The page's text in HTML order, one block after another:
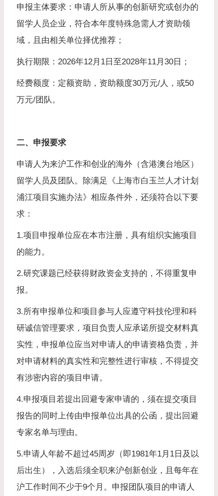
申报主体要求：申请人所从事的创新研究或创办的
留学人员企业，符合本年度特殊急需人才资助领
域，且由相关单位择优推荐；
执行期限：2026年12月1日至2028年11月30日；
经费额度：定额资助，资助额度30万元/人，或50
万元/团队。
二、申报要求
申请人为来沪工作和创业的海外（含港澳台地区）
留学人员及团队。除满足《上海市白玉兰人才计划
浦江项目实施办法》相应条件外，还须符合以下要
求：
1.项目申报单位应在本市注册，具有组织实施项目
的能力。
2.研究课题已经获得财政资金支持的，不得重复申
报。
3.所有申报单位和项目参与人应遵守科技伦理和科
研诚信管理要求，项目负责人应承诺所提交材料真
实性，申报单位应当对申请人的申请资格负责，并
对申请材料的真实性和完整性进行审核，不得提交
有涉密内容的项目申请。
4.申报项目若提出回避专家申请的，须在提交项目
报告的同时上传由申报单位出具的公函，提出回避
专家名单与理由。
5.申请人年龄不超过45周岁（即1981年1月1日及以
后出生），入选后须全职来沪创新创业，且每年在
沪工作时间不少于9个月。申报团队项目的申请人